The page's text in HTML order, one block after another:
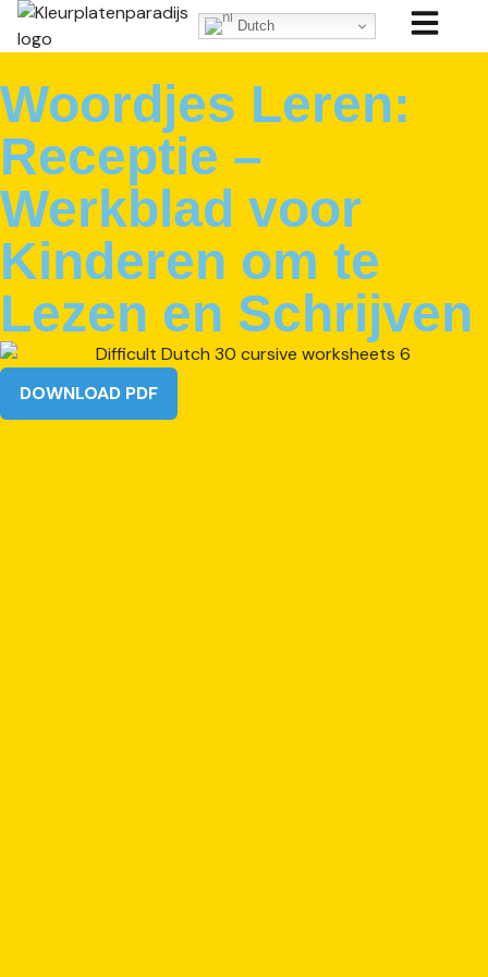
Dutch
Woordjes Leren:
Receptie –
Werkblad voor
Kinderen om te
Lezen en Schrijven
DOWNLOAD PDF